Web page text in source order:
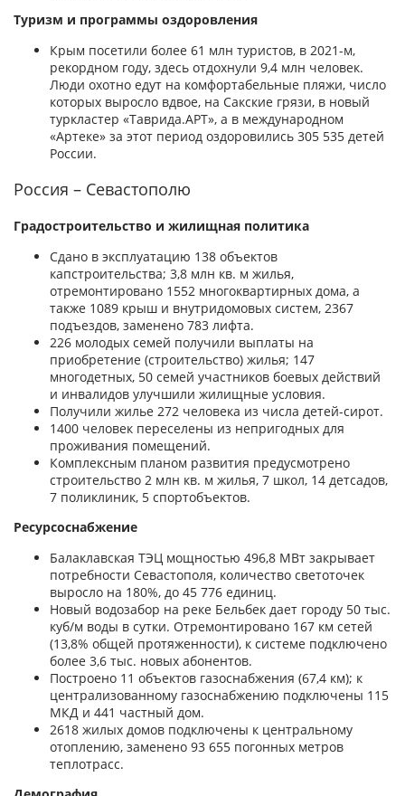
Туризм и программы оздоровления
Крым посетили более 61 млн туристов, в 2021-м,
рекордном году, здесь отдохнули 9,4 млн человек.
Люди охотно едут на комфортабельные пляжи, число
которых выросло вдвое, на Сакские грязи, в новый
туркластер «Таврида.АРТ», а в международном
«Артеке» за этот период оздоровились 305 535 детей
России.
Россия – Севастополю
Градостроительство и жилищная политика
Сдано в эксплуатацию 138 объектов
капстроительства; 3,8 млн кв. м жилья,
отремонтировано 1552 многоквартирных дома, а
также 1089 крыш и внутридомовых систем, 2367
подъездов, заменено 783 лифта.
226 молодых семей получили выплаты на
приобретение (строительство) жилья; 147
многодетных, 50 семей участников боевых действий
и инвалидов улучшили жилищные условия.
Получили жилье 272 человека из числа детей-сирот.
1400 человек переселены из непригодных для
проживания помещений.
Комплексным планом развития предусмотрено
строительство 2 млн кв. м жилья, 7 школ, 14 детсадов,
7 поликлиник, 5 спортобъектов.
Ресурсоснабжение
Балаклавская ТЭЦ мощностью 496,8 МВт закрывает
потребности Севастополя, количество светоточек
выросло на 180%, до 45 776 единиц.
Новый водозабор на реке Бельбек дает городу 50 тыс.
куб/м воды в сутки. Отремонтировано 167 км сетей
(13,8% общей протяженности), к системе подключено
более 3,6 тыс. новых абонентов.
Построено 11 объектов газоснабжения (67,4 км); к
централизованному газоснабжению подключены 115
МКД и 441 частный дом.
2618 жилых домов подключены к центральному
отоплению, заменено 93 655 погонных метров
теплотрасс.